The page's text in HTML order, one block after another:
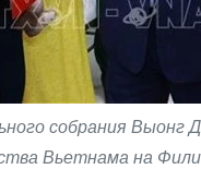
собрания Выонг
Вьетнама на